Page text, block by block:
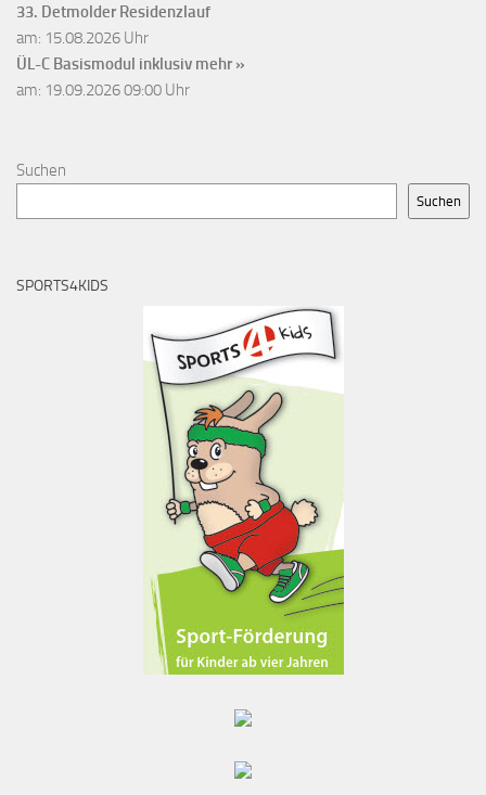
33. Detmolder Residenzlauf
am: 15.08.2026 Uhr
ÜL-C Basismodul inklusiv mehr »
am: 19.09.2026 09:00 Uhr
Suchen
Suchen
SPORTS4KIDS